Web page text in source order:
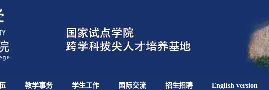
教学事务 学生工作 国际交流 招生招聘 English version